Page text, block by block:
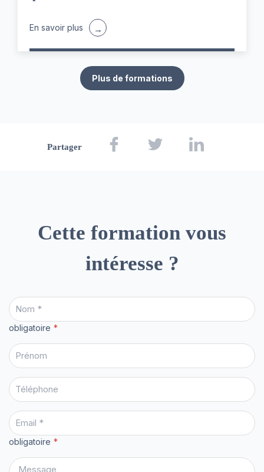
En savoir plus
Plus de formations
Partager
Cette formation vous
intéresse ?
obligatoire
obligatoire